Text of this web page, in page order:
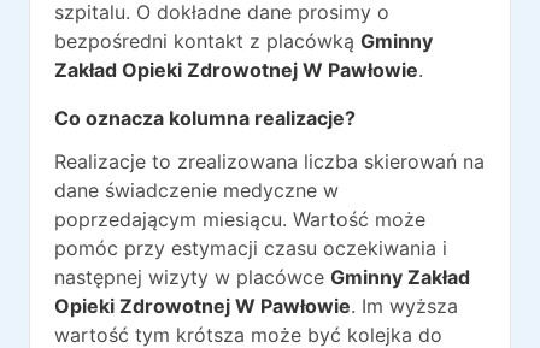
szpitalu. O dokładne dane prosimy o
bezpośredni kontakt z placówką Gminny
Zakład Opieki Zdrowotnej W Pawłowie.
Co oznacza kolumna realizacje?
Realizacje to zrealizowana liczba skierowań na
dane świadczenie medyczne w
poprzedającym miesiącu. Wartość może
pomóc przy estymacji czasu oczekiwania i
następnej wizyty w placówce Gminny Zakład
Opieki Zdrowotnej W Pawłowie. Im wyższa
wartość tym krótsza może być kolejka do